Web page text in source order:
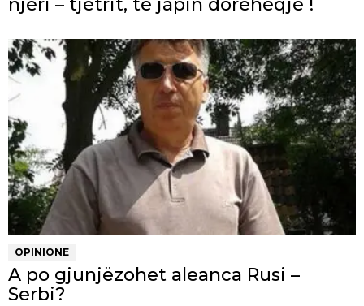
OPINIONE
A po gjunjëzohet aleanca Rusi –
Serbi?